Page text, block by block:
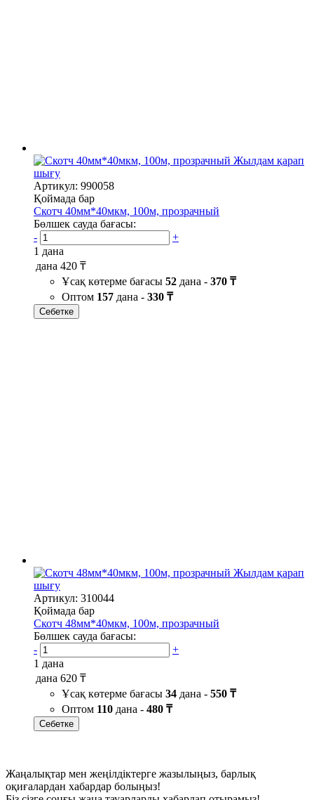
Жылдам қарап
шығу
Артикул: 990058
Қоймада бар
Скотч 40мм*40мкм, 100м, прозрачный
Бөлшек сауда бағасы:
-
+
1 дана
дана 420 ₸
Ұсақ көтерме бағасы 52 дана - 370 ₸
Оптом 157 дана - 330 ₸
Себетке
Жылдам қарап
шығу
Артикул: 310044
Қоймада бар
Скотч 48мм*40мкм, 100м, прозрачный
Бөлшек сауда бағасы:
-
+
1 дана
дана 620 ₸
Ұсақ көтерме бағасы 34 дана - 550 ₸
Оптом 110 дана - 480 ₸
Себетке
Жаңалықтар мен жеңілдіктерге жазылыңыз, барлық
оқиғалардан хабардар болыңыз!